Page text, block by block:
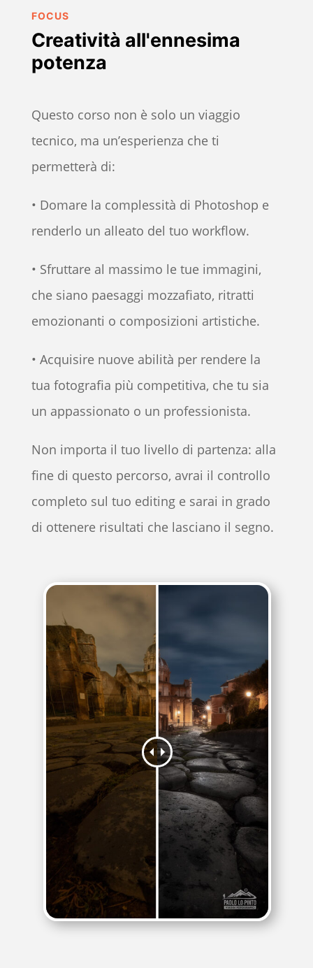
FOCUS
Creatività all'ennesima
potenza
Questo corso non è solo un viaggio
tecnico, ma un’esperienza che ti
permetterà di:
• Domare la complessità di Photoshop e
renderlo un alleato del tuo workflow.
• Sfruttare al massimo le tue immagini,
che siano paesaggi mozzafiato, ritratti
emozionanti o composizioni artistiche.
• Acquisire nuove abilità per rendere la
tua fotografia più competitiva, che tu sia
un appassionato o un professionista.
Non importa il tuo livello di partenza: alla
fine di questo percorso, avrai il controllo
completo sul tuo editing e sarai in grado
di ottenere risultati che lasciano il segno.